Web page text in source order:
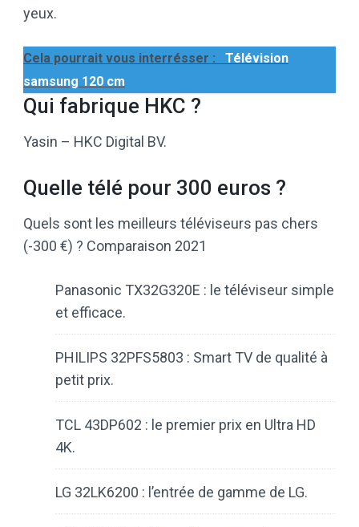
yeux.
Cela pourrait vous interrésser :
Télévision
samsung 120 cm
Qui fabrique HKC ?
Yasin – HKC Digital BV.
Quelle télé pour 300 euros ?
Quels sont les meilleurs téléviseurs pas chers
(-300 €) ? Comparaison 2021
Panasonic TX32G320E : le téléviseur simple
et efficace.
PHILIPS 32PFS5803 : Smart TV de qualité à
petit prix.
TCL 43DP602 : le premier prix en Ultra HD
4K.
LG 32LK6200 : l’entrée de gamme de LG.